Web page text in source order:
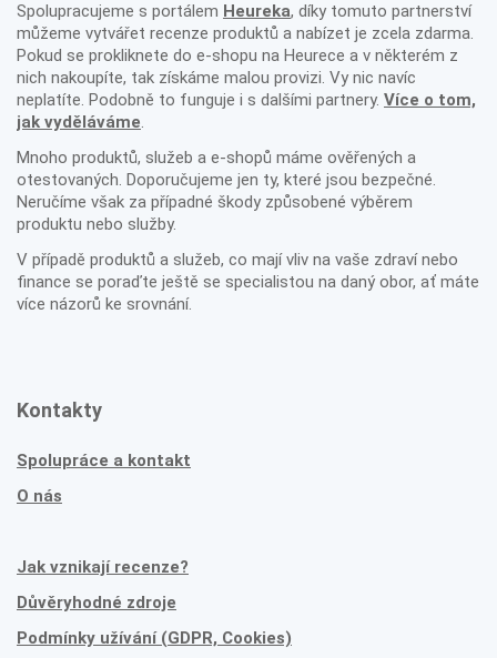
Spolupracujeme s portálem Heureka, díky tomuto partnerství
můžeme vytvářet recenze produktů a nabízet je zcela zdarma.
Pokud se prokliknete do e-shopu na Heurece a v některém z
nich nakoupíte, tak získáme malou provizi. Vy nic navíc
neplatíte. Podobně to funguje i s dalšími partnery. Více o tom,
jak vyděláváme.
Mnoho produktů, služeb a e-shopů máme ověřených a
otestovaných. Doporučujeme jen ty, které jsou bezpečné.
Neručíme však za případné škody způsobené výběrem
produktu nebo služby.
V případě produktů a služeb, co mají vliv na vaše zdraví nebo
finance se poraďte ještě se specialistou na daný obor, ať máte
více názorů ke srovnání.
Kontakty
Spolupráce a kontakt
O nás
Jak vznikají recenze?
Důvěryhodné zdroje
Podmínky užívání (GDPR, Cookies)